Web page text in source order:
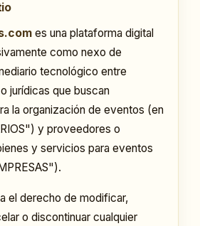
es una plataforma digital
como nexo de
tecnológico entre
jurídicas que buscan
la organización de eventos (en
y proveedores o
y servicios para eventos
el derecho de modificar,
o discontinuar cualquier